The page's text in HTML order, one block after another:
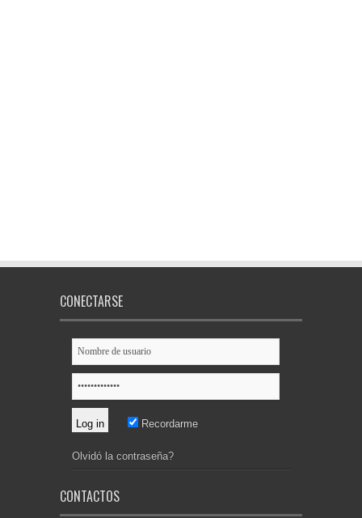
CONECTARSE
Recordarme
Olvidó la contraseña?
CONTACTOS